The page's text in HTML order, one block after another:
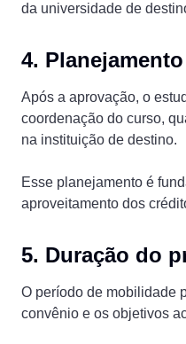
da universidade de
4.
Após a aprovação, o
coordenação do curso,
na instituição de destino.
Esse planejamento é
aproveitamento dos
5. Duração do
O período de mobilidade
convênio e os objetivos